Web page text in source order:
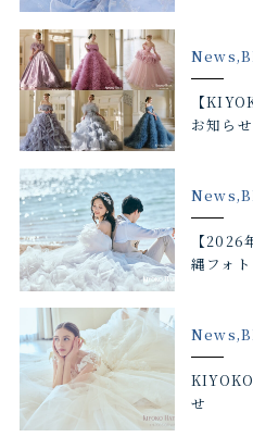
【
お知らせ
【2026
縄フォ
せ